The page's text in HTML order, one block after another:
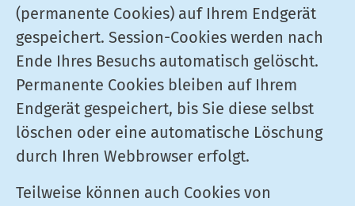
(permanente Cookies) auf Ihrem Endgerät
gespeichert. Session-Cookies werden nach
Ende Ihres Besuchs automatisch gelöscht.
Permanente Cookies bleiben auf Ihrem
Endgerät gespeichert, bis Sie diese selbst
löschen oder eine automatische Löschung
durch Ihren Webbrowser erfolgt.
Teilweise können auch Cookies von